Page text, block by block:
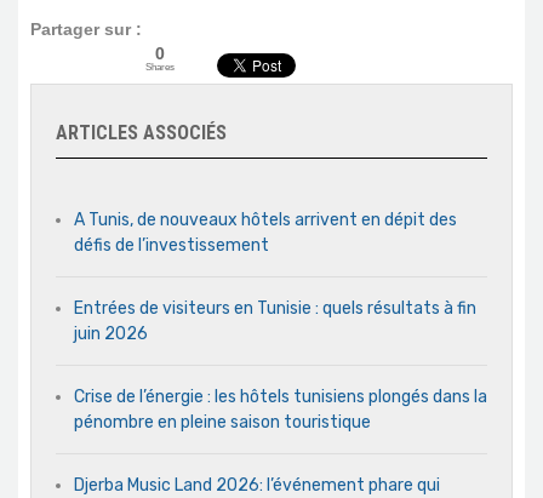
Partager sur :
0
Shares
ARTICLES ASSOCIÉS
A Tunis, de nouveaux hôtels arrivent en dépit des
défis de l’investissement
Entrées de visiteurs en Tunisie : quels résultats à fin
juin 2026
Crise de l’énergie : les hôtels tunisiens plongés dans la
pénombre en pleine saison touristique
Djerba Music Land 2026: l’événement phare qui